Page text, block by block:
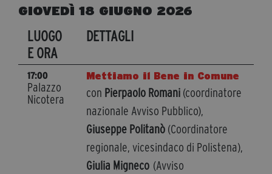
Mostra 3D - Visioni Civiche
Archivio Storico
Contatti
segreteria@tramefestival.it
info@tramefestival.it
+39 346 954 4078
GIOVEDÌ 18 GIUGNO 2026
LUOGO
E ORA
DETTAGLI
17:00
Palazzo
Nicotera
Mettiamo il Bene in Comune
con Pierpaolo Romani (coordinatore
nazionale Avviso Pubblico),
Giuseppe Politanò (Coordinatore
regionale, vicesindaco di Polistena),
Giulia Migneco (Avviso